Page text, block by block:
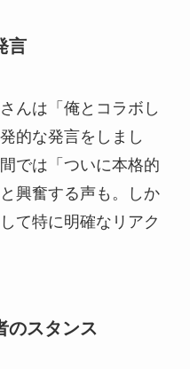
言
んは「俺とコラボし
的な発言をしまし
では「ついに本格的
興奮する声も。しか
て特に明確なリアク
スタンス